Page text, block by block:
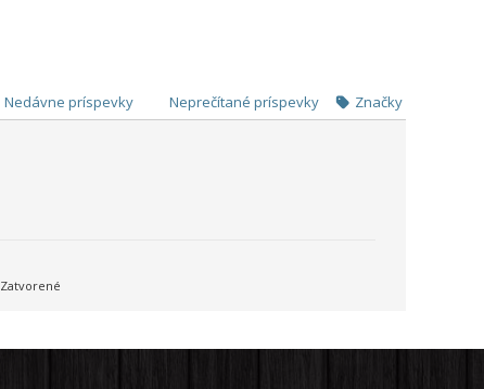
Nedávne príspevky Neprečítané príspevky Značky
Zatvorené